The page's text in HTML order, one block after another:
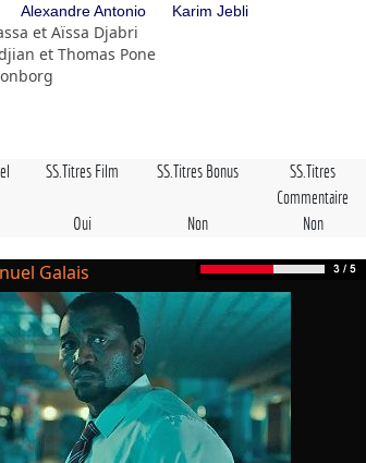
Alexandre Antonio Karim Jebli
et Aïssa Djabri
et Thomas Pone
SS.Titres Film SS.Titres Bonus
SS.Titres
Commentaire
Oui Non Non
Galais